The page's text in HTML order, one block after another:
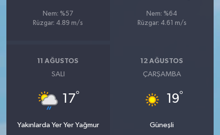
Nem: %57
Rüzgar: 4.89 m/s
Nem: %64
Rüzgar: 4.61 m/s
11 AĞUSTOS
SALI
17°
Yakınlarda Yer Yer Yağmur
12 AĞUSTOS
ÇARŞAMBA
19°
Güneşli